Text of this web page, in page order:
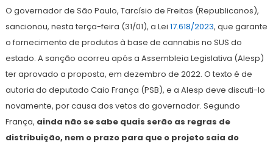
fevereiro
de
O governador de São Paulo, Tarcísio de Freitas (Republicanos),
sancionou, nesta terça-feira (31/01), a Lei 17.618/2023, que garante
o fornecimento de produtos à base de cannabis no SUS do
estado. A sanção ocorreu após a Assembleia Legislativa (Alesp)
ter aprovado a proposta, em dezembro de 2022. O texto é de
autoria do deputado Caio França (PSB), e a Alesp deve discuti-lo
novamente, por causa dos vetos do governador. Segundo
França, ainda não se sabe quais serão as regras de
distribuição, nem o prazo para que o projeto saia do